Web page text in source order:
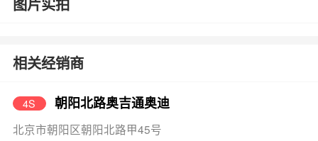
相关经销商
4S 朝阳北路奥吉通奥迪
北京市朝阳区朝阳北路甲45号